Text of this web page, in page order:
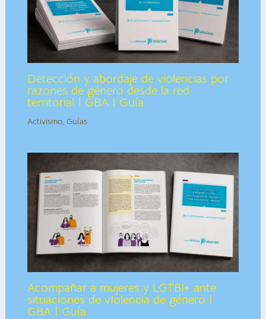
Detección y abordaje de violencias por
razones de género desde la red
territorial | GBA | Guía
Activismo, Guías
Acompañar a mujeres y LGTBI+ ante
situaciones de vIolencia de género |
GBA | Guía